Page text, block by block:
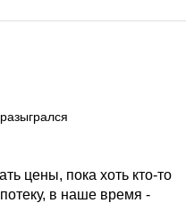
цены, пока хоть кто-то
в наше время -